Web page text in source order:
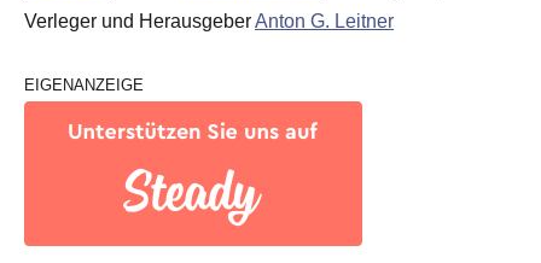
Verleger und HerausgeberAnton G. Leitner
EIGENANZEIGE